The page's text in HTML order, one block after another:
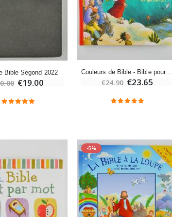
Huile d'Onction
€9.90
€130.00
€5.00
Bible Segond 2022
€19.00
Couleurs de Bible - Bible pour Enfants
€24.90 €23.65
-5%